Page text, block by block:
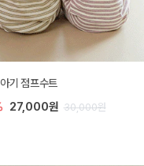
기 점프수트
27,000원 30,000원